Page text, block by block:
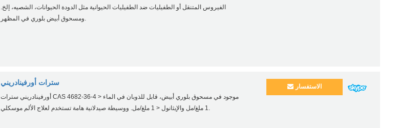
الفيروس المتنقل أو الطفيليات ضد الطفيليات الحيوانية مثل الدودة الحيوانات، الشصيه، إلخ.
سترات أورفينادريني
أورفينادريني سترات CAS 4682-36-4 موجود في مسحوق بلوري أبيض، قابل للذوبان في الماء <
1 ملغ/مل والإيثانول < 1 ملغ/مل. ووسيطة صيدلانية هامة تستخدم لعلاج الألم موسكلي.
الاستفسار